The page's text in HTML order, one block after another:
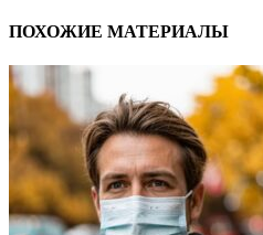
ПОХОЖИЕ МАТЕРИАЛЫ